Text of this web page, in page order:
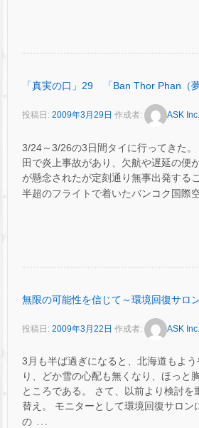
「真実の口」29 「Ban Thor Phan（
投稿日: 2009年3月29日 作成者: ASK Inc.
3/24～3/26の3日間タイに行ってきた
田で炎上事故があり、欠航や遅延の便
が懸念されたが定刻通り無事出発する
半超のフライトで着いたバンコク国際
無限の可能性を信じて～環境回復サロ
投稿日: 2009年3月22日 作成者: ASK Inc.
3月も半ば過ぎになると、北海道もよ
り、どか雪の心配も無くなり、ほっと
ところである。 さて、以前より検討を
替え。 モニターとして環境回復サロン
の …